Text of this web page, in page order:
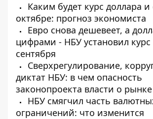
Каким будет курс доллара и
октябре: прогноз экономиста
Евро снова дешевеет, а
цифрами - НБУ установил курс
сентября
Сверхрегулирование,
диктат НБУ: в чем опасность
законопроекта власти о
НБУ смягчил часть
ограничений: что изменится